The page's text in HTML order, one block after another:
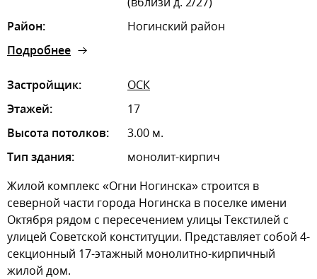
Район:
Ногинский район
Подробнее
Застройщик:
ОСК
Этажей:
17
Высота потолков:
3.00 м.
Тип здания:
монолит-кирпич
Жилой комплекс «Огни Ногинска» строится в
северной части города Ногинска в поселке имени
Октября рядом с пересечением улицы Текстилей с
улицей Советской конституции. Представляет собой 4-
секционный 17-этажный монолитно-кирпичный
жилой дом.